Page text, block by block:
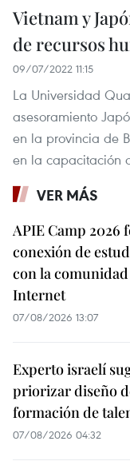
Vietnam y
de recursos
09/07/2022 11:15
La Universidad
asesoramiento
en la provincia de
en la capacitación
VER MÁS
APIE Camp 2026
conexión de
con la
Internet
07/08/2026 13:07
Experto israelí
priorizar diseño
formación de
07/08/2026 04:32